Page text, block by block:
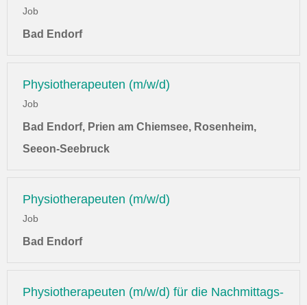
Job
Bad Endorf
Physiotherapeuten (m/w/d)
Job
Bad Endorf, Prien am Chiemsee, Rosenheim,
Seeon-Seebruck
Physiotherapeuten (m/w/d)
Job
Bad Endorf
Physiotherapeuten (m/w/d) für die Nachmittags-